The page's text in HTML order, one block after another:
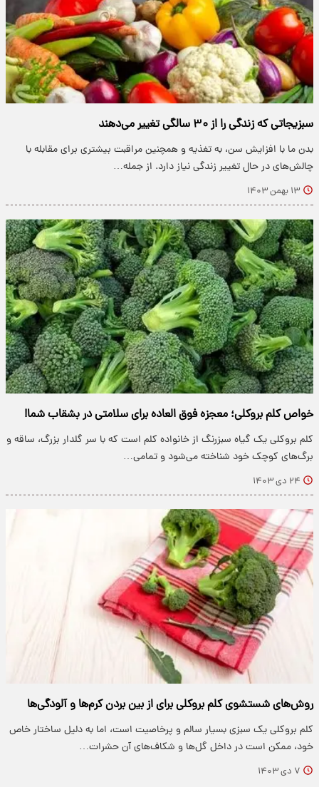
سبزیجاتی که زندگی را از ۳۰ سالگی تغییر می‌دهند
بدن ما با افزایش سن، به تغذیه و همچنین مراقبت بیشتری برای مقابله با
چالش‌های در حال تغییر زندگی نیاز دارد. از جمله…
۱۳ بهمن ۱۴۰۳
خواص کلم بروکلی؛ معجزه فوق العاده برای سلامتی در بشقاب شما!
کلم بروکلی یک گیاه سبز‌رنگ از خانواده کلم است که با سر گلدار بزرگ، ساقه و
برگ‌های کوچک خود شناخته می‌شود و تمامی…
۲۴ دی ۱۴۰۳
روش‌های شستشوی کلم بروکلی برای از بین بردن کرم‌ها و آلودگی‌ها
کلم بروکلی یک سبزی بسیار سالم و پرخاصیت است، اما به دلیل ساختار خاص
خود، ممکن است در داخل گل‌ها و شکاف‌های آن حشرات…
۷ دی ۱۴۰۳